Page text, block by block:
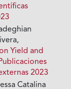
Yield and
2023
Catalina